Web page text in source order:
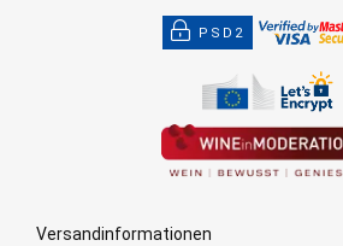
PSD2
Versandinformationen